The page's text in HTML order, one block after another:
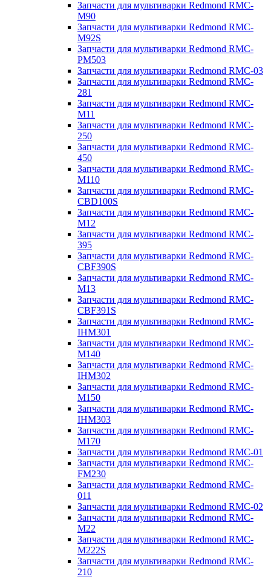
Запчасти для мультиварки Redmond RMC-
M90
Запчасти для мультиварки Redmond RMC-
M92S
Запчасти для мультиварки Redmond RMC-
PM503
Запчасти для мультиварки Redmond RMC-03
Запчасти для мультиварки Redmond RMC-
281
Запчасти для мультиварки Redmond RMC-
M11
Запчасти для мультиварки Redmond RMC-
250
Запчасти для мультиварки Redmond RMC-
450
Запчасти для мультиварки Redmond RMC-
M110
Запчасти для мультиварки Redmond RMC-
CBD100S
Запчасти для мультиварки Redmond RMC-
M12
Запчасти для мультиварки Redmond RMC-
395
Запчасти для мультиварки Redmond RMC-
CBF390S
Запчасти для мультиварки Redmond RMC-
M13
Запчасти для мультиварки Redmond RMC-
CBF391S
Запчасти для мультиварки Redmond RMC-
IHM301
Запчасти для мультиварки Redmond RMC-
M140
Запчасти для мультиварки Redmond RMC-
IHM302
Запчасти для мультиварки Redmond RMC-
M150
Запчасти для мультиварки Redmond RMC-
IHM303
Запчасти для мультиварки Redmond RMC-
M170
Запчасти для мультиварки Redmond RMC-01
Запчасти для мультиварки Redmond RMC-
FM230
Запчасти для мультиварки Redmond RMC-
011
Запчасти для мультиварки Redmond RMC-02
Запчасти для мультиварки Redmond RMC-
M22
Запчасти для мультиварки Redmond RMC-
M222S
Запчасти для мультиварки Redmond RMC-
210